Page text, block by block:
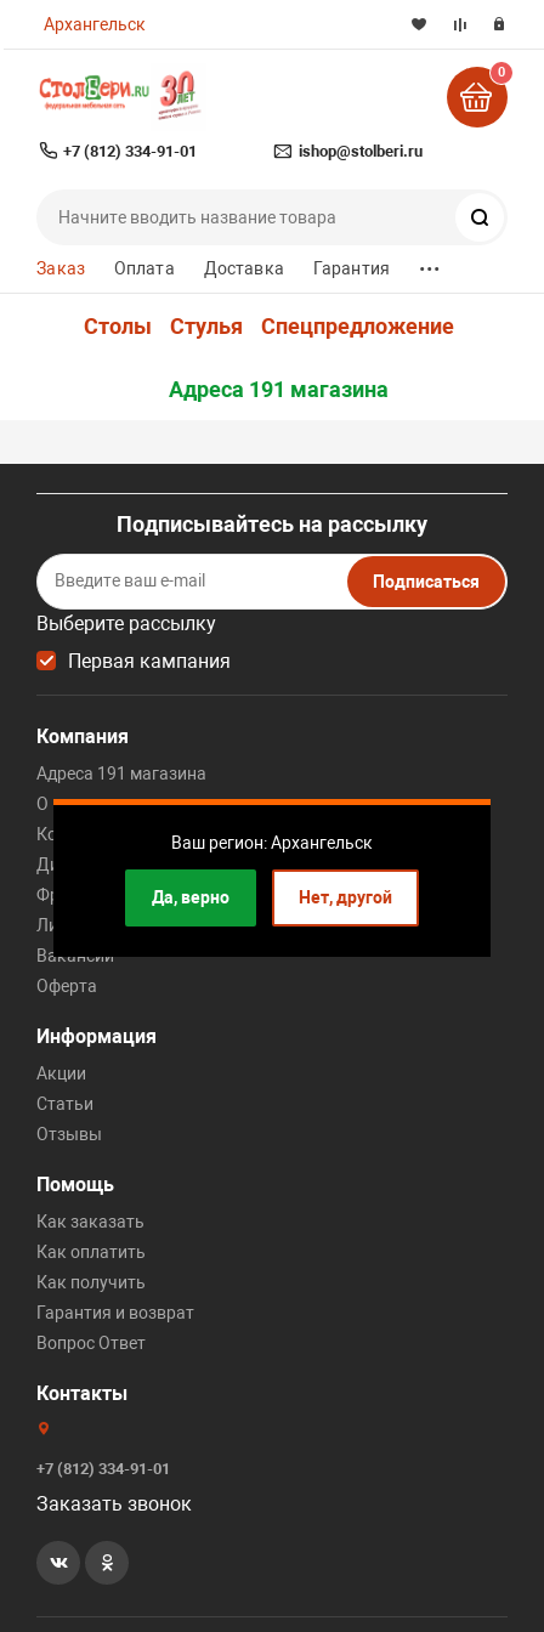
Архангельск
Ваш регион: Архангельск
Да, верно Нет, другой
+7 (812) 334-91-01 ishop@stolberi.ru
0
Заказ Оплата Доставка Гарантия ...
Столы Стулья Спецпредложение
Адреса 191 магазина
Подписывайтесь на рассылку
Выберите рассылку
Первая кампания
Подписаться
Компания
Адреса 191 магазина
О компании
Контакты
Дисконт центр мебели
Франшиза мебельного магазина
Личный кабинет франчайзи
Вакансии
Оферта
Информация
Акции
Статьи
Отзывы
Помощь
Как заказать
Как оплатить
Как получить
Гарантия и возврат
Вопрос Ответ
Контакты
+7 (812) 334-91-01
Заказать звонок